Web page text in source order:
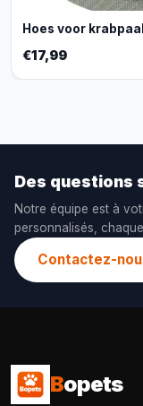
Hoes voor
€17,99
Des questions
Notre équipe est à
personnalisés,
Contactez-
Bopets